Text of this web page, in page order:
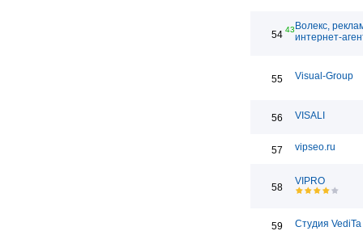
54 43 Волекс,
интернет-
55 Visual-Group
56 VISALI
57 vipseo.ru
58
VIPRO
59 Студия VediTa